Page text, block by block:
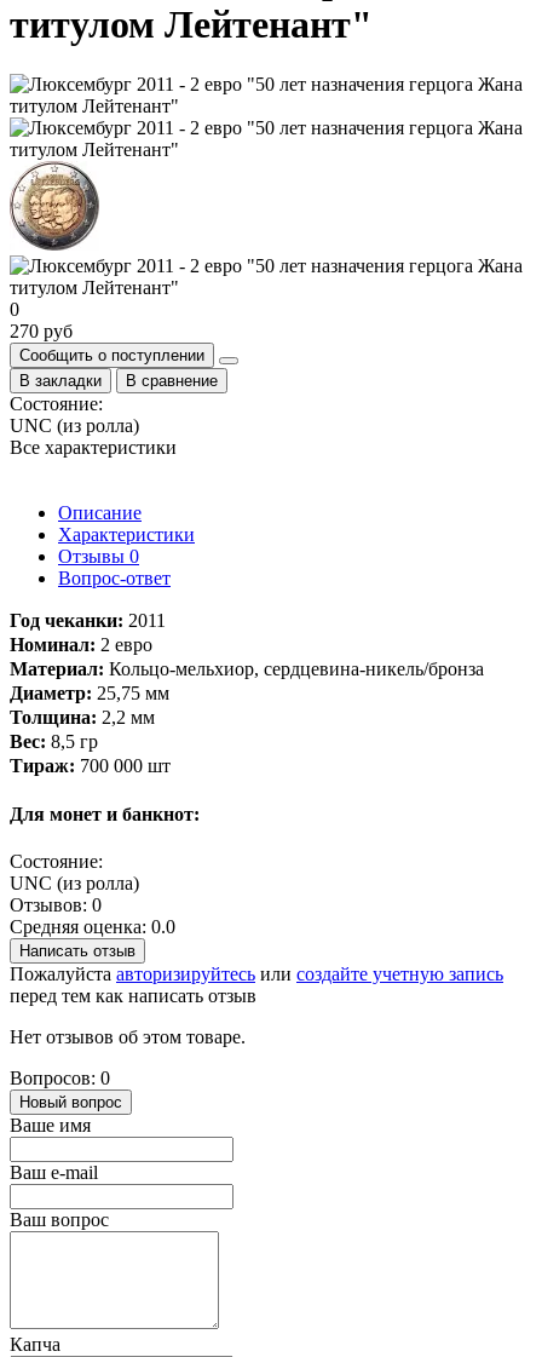
титулом Лейтенант"
0
270 руб
Сообщить о поступлении
В закладки
В сравнение
Состояние:
UNC (из ролла)
Все характеристики
Описание
Характеристики
Отзывы 0
Вопрос-ответ
​Год чеканки: 2011
Номинал: 2 евро
Материал: Кольцо-мельхиор, сердцевина-никель/бронза
Диаметр: 25,75 мм
Толщина: 2,2 мм
Вес: 8,5 гр
Тираж: 700 000 шт
Для монет и банкнот:
Состояние:
UNC (из ролла)
Отзывов: 0
Средняя оценка: 0.0
Написать отзыв
Пожалуйста авторизируйтесь или создайте учетную запись
перед тем как написать отзыв
Нет отзывов об этом товаре.
Вопросов: 0
Новый вопрос
Ваше имя
Ваш e-mail
Ваш вопрос
Капча